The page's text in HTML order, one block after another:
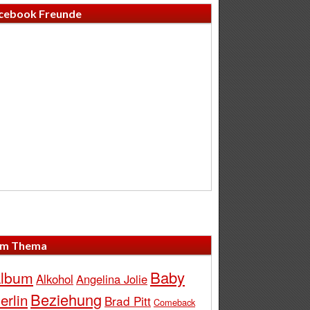
Freunde
Thema
Alkohol Angelina Jolie Baby
Beziehung Brad Pitt Comeback